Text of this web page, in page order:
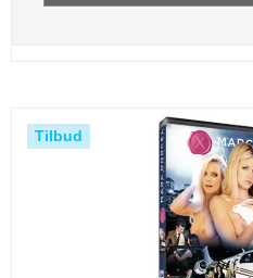
Tilbud